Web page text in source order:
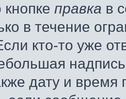
правка в
в течение
кто-то уже
дату и